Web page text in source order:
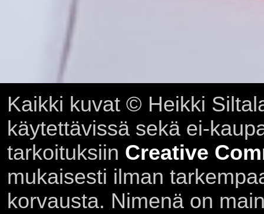
Kaikki kuvat © Heikki
käytettävissä sekä ei-
tarkoituksiin Creative
mukaisesti ilman
korvausta. Nimenä on